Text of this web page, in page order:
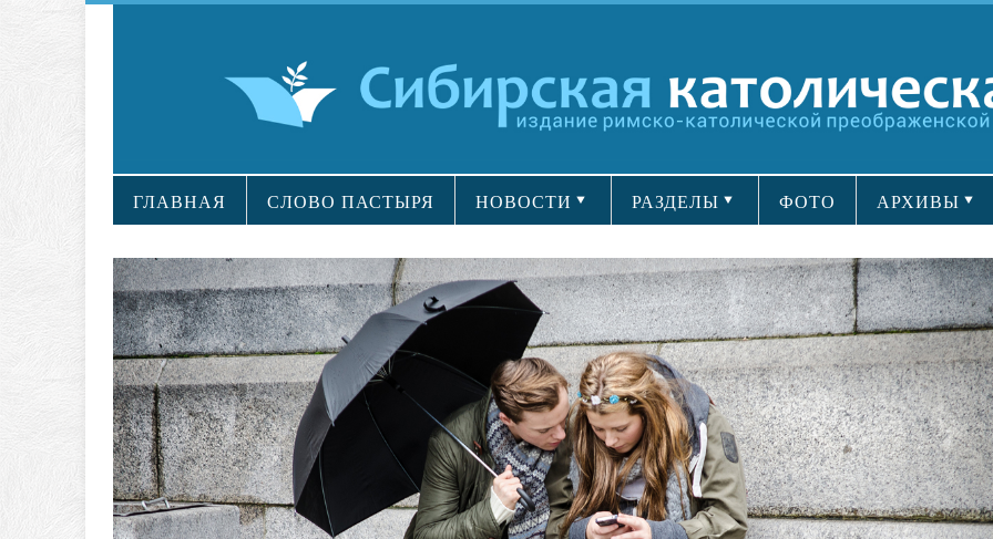
ГЛАВНАЯ СЛОВО ПАСТЫРЯ НОВОСТИ РАЗДЕЛЫ ФОТО АРХИВЫ